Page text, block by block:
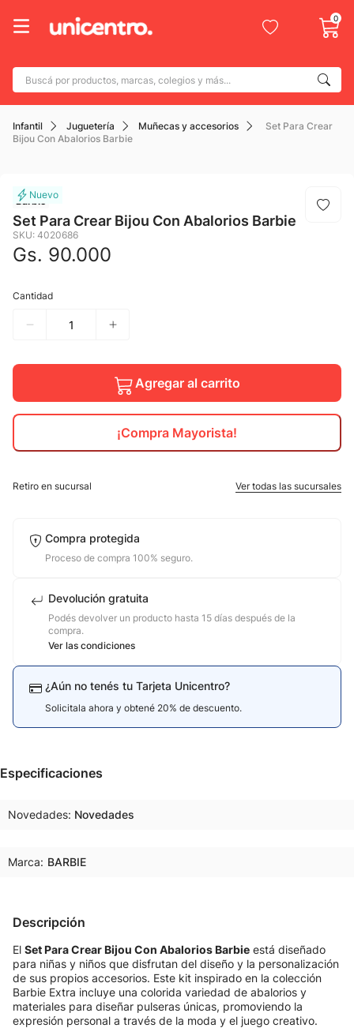
0
Buscá por productos, marcas, colegios y más...
Infantil Juguetería Muñecas y accesorios
Set Para Crear
Bijou Con Abalorios Barbie
Barbie
Set Para Crear Bijou Con Abalorios Barbie
SKU: 4020686
Gs. 90.000
Cantidad
Agregar al carrito
¡Compra Mayorista!
Retiro en sucursal Ver todas las sucursales
Compra protegida
Proceso de compra 100% seguro.
Devolución gratuita
Podés devolver un producto hasta 15 días después de la
compra.
Ver las condiciones
¿Aún no tenés tu Tarjeta Unicentro?
Solicitala ahora y obtené 20% de descuento.
Especificaciones
Novedades Novedades
Marca: BARBIE
Descripción
El Set Para Crear Bijou Con Abalorios Barbie está diseñado
para niñas y niños que disfrutan del diseño y la personalización
de sus propios accesorios. Este kit inspirado en la colección
Barbie Extra incluye una colorida variedad de abalorios y
materiales para diseñar pulseras únicas, promoviendo la
expresión personal a través de la moda y el juego creativo.
Términos más buscados
1. adidas
4. mochila
5. botin
7.
nike